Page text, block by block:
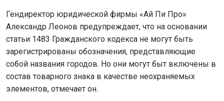
Гендиректор юридической фирмы «Ай Пи Про»
Александр Леонов предупреждает, что на основании
статьи 1483 Гражданского кодекса не могут быть
зарегистрированы обозначения, представляющие
собой названия городов. Но они могут быт включены в
состав товарного знака в качестве неохраняемых
элементов, отмечает он.